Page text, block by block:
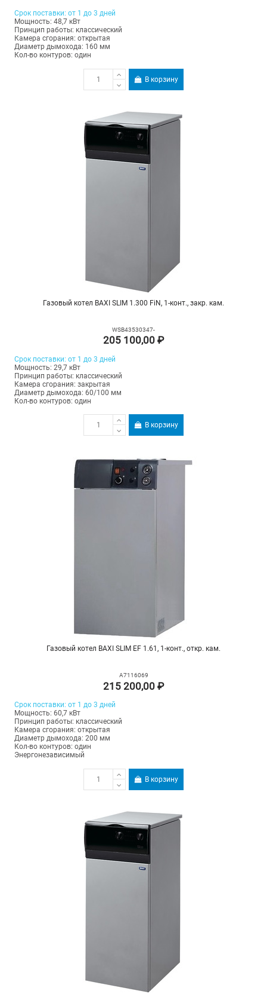
Срок поставки: от 1 до 3 дней
Мощность: 48,7 кВт
Принцип работы: классический
Камера сгорания: открытая
Диаметр дымохода: 160 мм
Кол-во контуров: один
В корзину
Газовый котел BAXI SLIM 1.300 FiN, 1-конт., закр. кам.
WSB43530347-
205 100,00 ₽
Срок поставки: от 1 до 3 дней
Мощность: 29,7 кВт
Принцип работы: классический
Камера сгорания: закрытая
Диаметр дымохода: 60/100 мм
Кол-во контуров: один
В корзину
Газовый котел BAXI SLIM EF 1.61, 1-конт., откр. кам.
A7116069
215 200,00 ₽
Срок поставки: от 1 до 3 дней
Мощность: 60,7 кВт
Принцип работы: классический
Камера сгорания: открытая
Диаметр дымохода: 200 мм
Кол-во контуров: один
Энергонезависимый
В корзину